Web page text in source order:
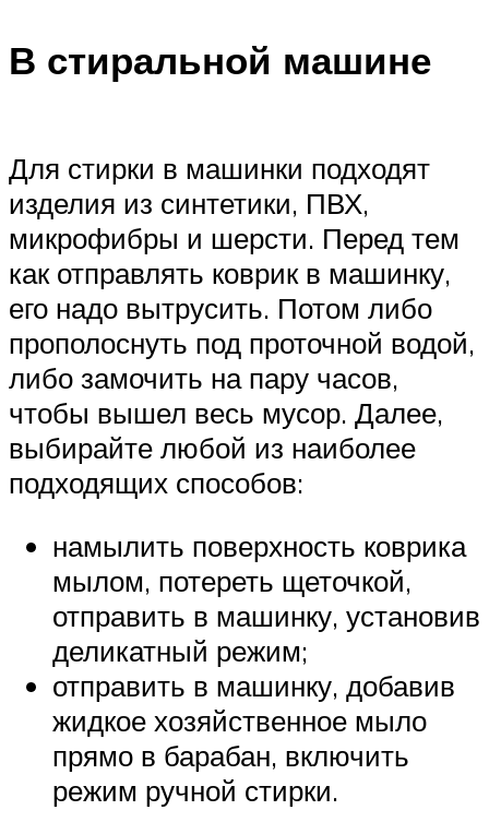
В стиральной машине
Для стирки в машинки подходят
изделия из синтетики, ПВХ,
микрофибры и шерсти. Перед тем
как отправлять коврик в машинку,
его надо вытрусить. Потом либо
прополоснуть под проточной водой,
либо замочить на пару часов,
чтобы вышел весь мусор. Далее,
выбирайте любой из наиболее
подходящих способов:
намылить поверхность коврика
мылом, потереть щеточкой,
отправить в машинку, установив
деликатный режим;
отправить в машинку, добавив
жидкое хозяйственное мыло
прямо в барабан, включить
режим ручной стирки.